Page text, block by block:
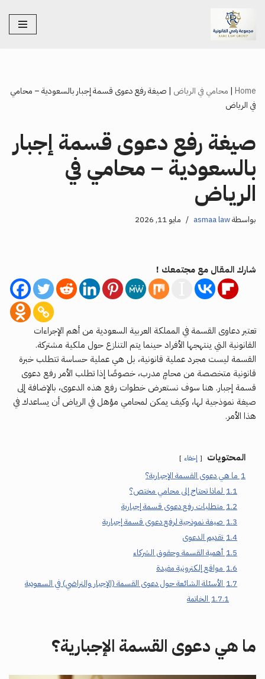
تخطى
Home
| محامي في الرياض | صيغة رفع دعوى قسمة إجبار بالسعودية – محامي
في الرياض
صيغة رفع دعوى قسمة إجبار
بالسعودية – محامي في
الرياض
بواسطةasmaa law مايو 11, 2026
شارك المقال مع مجتمعك !
تعتبر دعاوى القسمة في المملكة العربية السعودية من أهم الإجراءات
القانونية التي ينتهجها الأفراد حينما يتم التنازع حول ملكية مشتركة.
القسمة ليست مجرد عملية قانونية، بل هي عملية حساسة تتطلب خبرة
قانونية متخصصة من محامٍ مدرب، خصوصًا إذا تطلب الأمر رفع دعوى
قسمة إجبار. هنا سوف نستعرض خطوات رفع هذه الدعوى، بالإضافة إلى
صيغة نموذجية لها، وكيف يمكن لمحامي مؤهل في الرياض أن يساعدك في
هذا الأمر.
المحتويات إخفاء
1 ما هي دعوى القسمة الإجبارية؟
1.1 لماذا تحتاج إلى محامي مختص؟
1.2 متطلبات رفع دعوى قسمة إجبارية
1.3 صيغة نموذجية لرفع دعوى قسمة إجبارية
1.4 تقديم الدعوى
1.5 أهمية القسمة وحقوق الشركاء
1.6 مواقع إلكترونية مفيدة
1.7 الأسئلة الشائعة حول دعوى القسمة (الإجبار والتراضي) في السعودية
1.7.1 الخاتمة
ما هي دعوى القسمة الإجبارية؟